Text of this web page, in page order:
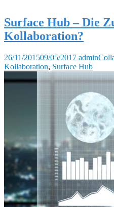
Surface Hub – Die
Kollaboration?
26/11/201509/05/2017 admin
Kollaboration, Surface Hub